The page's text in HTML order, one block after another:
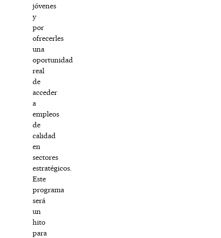
jóvenes
y
por
ofrecerles
una
oportunidad
real
de
acceder
a
empleos
de
calidad
en
sectores
estratégicos.
Este
programa
será
un
hito
para